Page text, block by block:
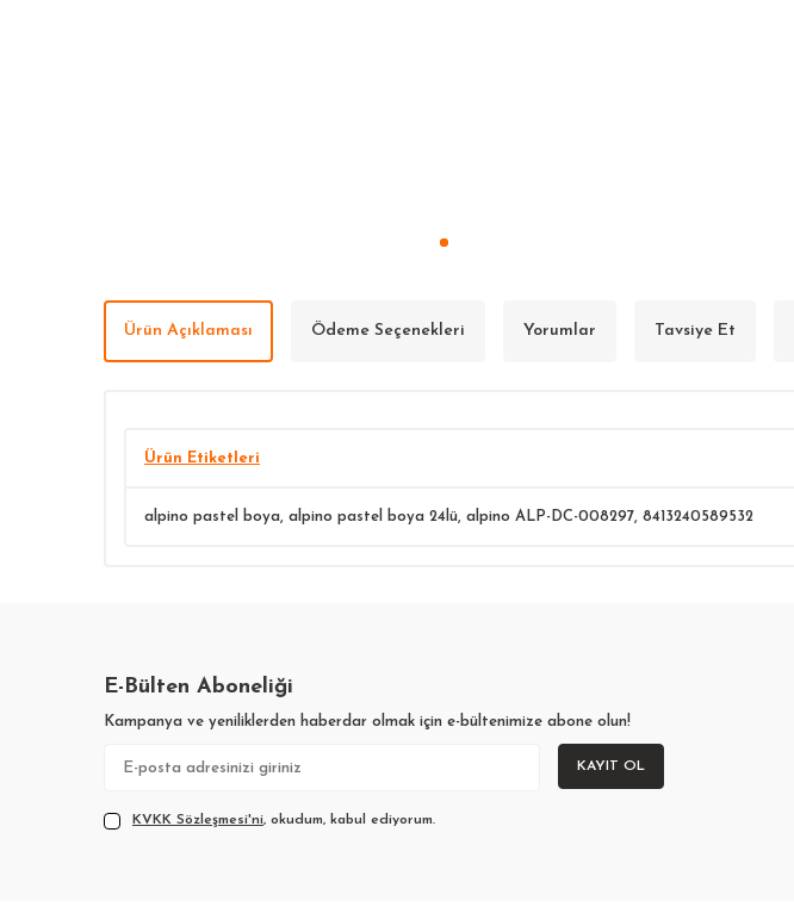
Ürün Açıklaması Ödeme Seçenekleri Yorumlar Tavsiye Et
Ürün Etiketleri
alpino pastel boya, alpino pastel boya 24lü, alpino ALP-DC-008297, 8413240589532
E-Bülten Aboneliği
Kampanya ve yeniliklerden haberdar olmak için e-bültenimize abone olun!
KAYIT OL
KVKK Sözleşmesi'ni, okudum, kabul ediyorum.